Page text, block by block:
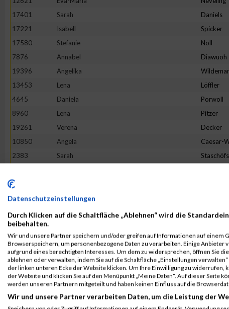
17401
Sarah Daniels
17221
Isabell Spicker
17580
Stefanie Noll
7876
Annabel Diawuoh
19396
Angelika
13453
Lena Löffler
4645
Daniela Porwoll
8960
Lena Pitzer
19261
Verena Decker
10850
Angela Caesar-
2383
Sarah
10079
18862
Tineke
18205
Sandra Hermann
3475
16268
Lotte
5049
Sabine Eim
7653
Franziska Flügge
1380
Jeanne Li Voß
6002
Julia
Datenschutzeinstellungen
Durch Klicken auf die Schaltfläche „Ablehnen“ wird die
beibehalten.
Wir und unsere Partner speichern und/oder greifen auf Informationen auf einem
Browserspeichern, um personenbezogene Daten zu verarbeiten. Einige
aufgrund eines berechtigten Interesses. Um dem zu widersprechen, öffnen Sie
ablehnen oder verwalten, indem Sie auf die Schaltfläche „Einstellungen
der linken unteren Ecke der Website klicken. Um Ihre Einwilligung zu widerrufen,
der Website und klicken Sie auf den Menüpunkt „Meine Daten“. Auf dieser Seite
werden unseren Partnern mitgeteilt und haben keinen Einfluss auf die
Wir und unsere Partner verarbeiten Daten, um die Leistung der